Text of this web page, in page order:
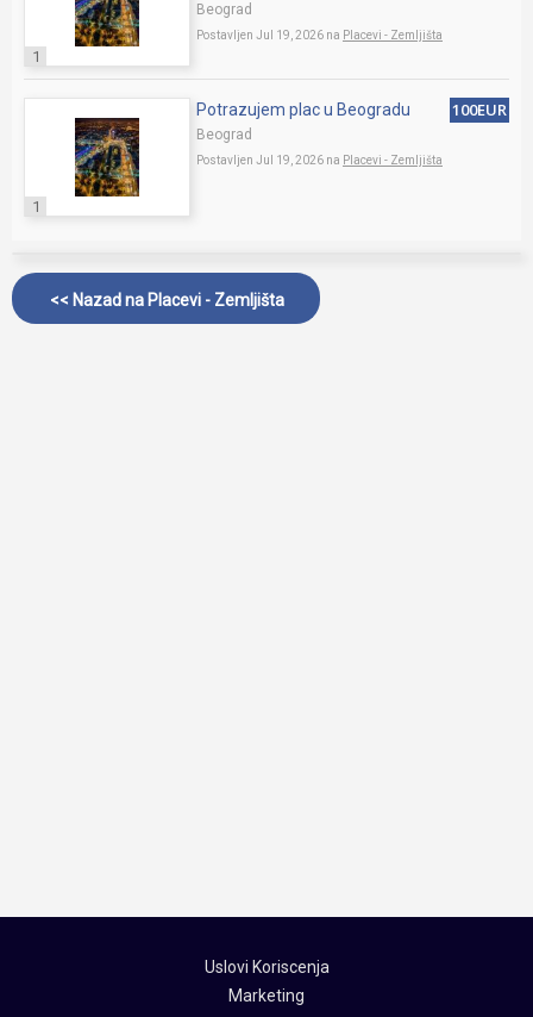
1
Beograd
Postavljen Jul 19, 2026 na Placevi - Zemljišta
1
Potrazujem plac u Beogradu
Beograd
Postavljen Jul 19, 2026 na Placevi - Zemljišta
100EUR
<< Nazad na Placevi - Zemljišta
Uslovi Koriscenja
Marketing